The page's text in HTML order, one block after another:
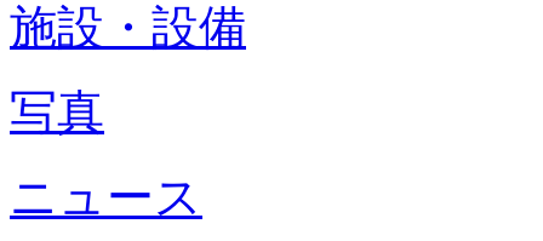
施設・設備
写真
ニュース